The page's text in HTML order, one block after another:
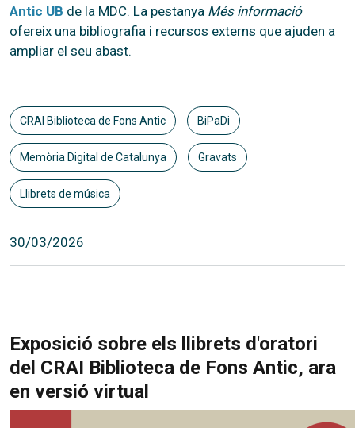
Antic UB de la MDC. La pestanya Més informació
ofereix una bibliografia i recursos externs que ajuden a
ampliar el seu abast.
CRAI Biblioteca de Fons Antic BiPaDi
Memòria Digital de Catalunya Gravats
Llibrets de música
30/03/2026
Exposició sobre els llibrets d'oratori
del CRAI Biblioteca de Fons Antic, ara
en versió virtual